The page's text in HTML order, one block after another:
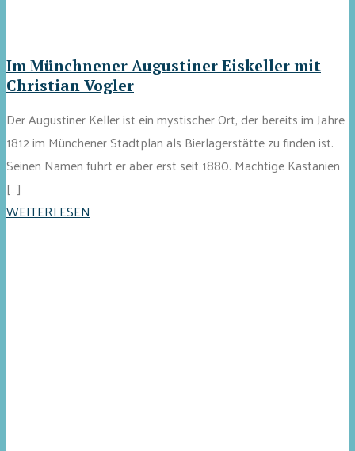
Im Münchnener Augustiner Eiskeller mit
Christian Vogler
Der Augustiner Keller ist ein mystischer Ort, der bereits im Jahre
1812 im Münchener Stadtplan als Bierlagerstätte zu finden ist.
Seinen Namen führt er aber erst seit 1880. Mächtige Kastanien
[…]
WEITERLESEN